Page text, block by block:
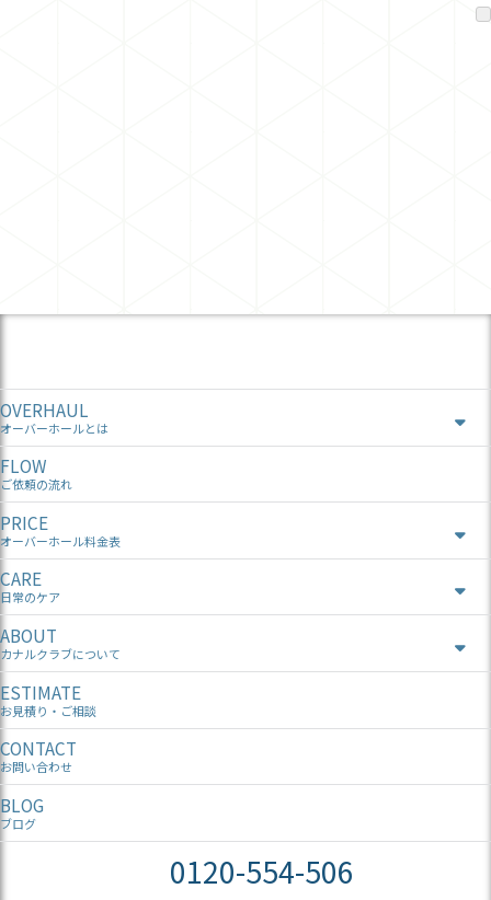
OVERHAUL
オーバーホールとは
FLOW
ご依頼の流れ
PRICE
オーバーホール料金表
CARE
日常のケア
ABOUT
カナルクラブについて
ESTIMATE
お見積り・ご相談
CONTACT
お問い合わせ
BLOG
ブログ
0120-554-506